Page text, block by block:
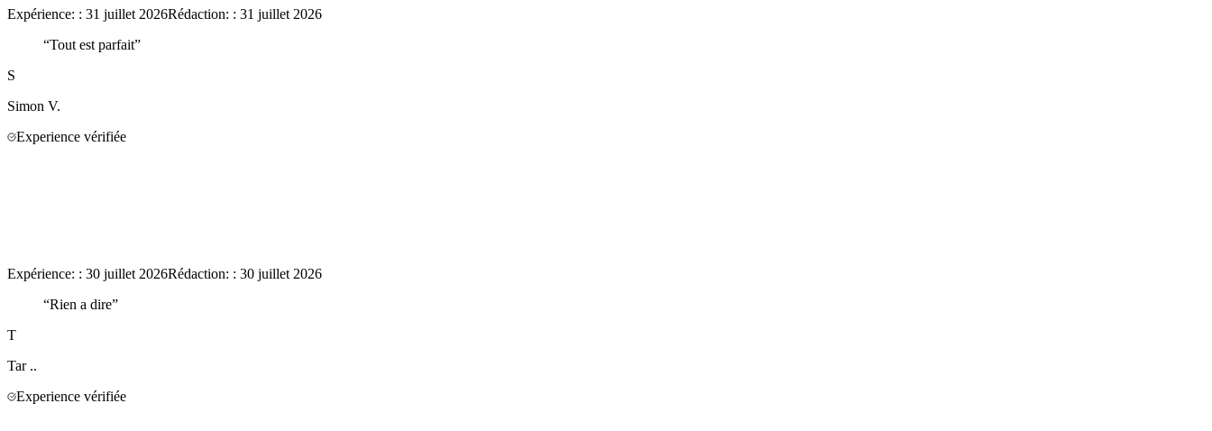
Expérience: : 31 juillet 2026Rédaction: : 31 juillet 2026
“Tout est parfait”
S
Simon V.
Experience vérifiée
Expérience: : 30 juillet 2026Rédaction: : 30 juillet 2026
“Rien a dire”
T
Tar ..
Experience vérifiée